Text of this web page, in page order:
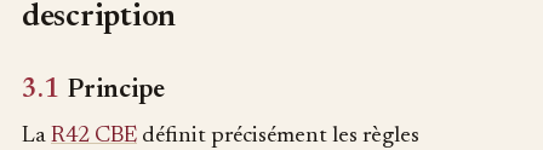
description
3.1 Principe
La R42 CBE définit précisément les règles